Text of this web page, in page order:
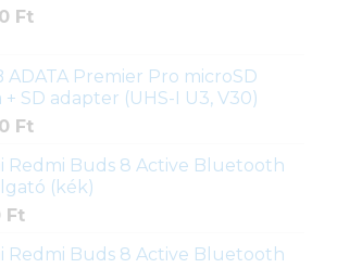
Ft
ADATA Premier Pro microSD
+ SD adapter (UHS-I U3, V30)
Ft
Redmi Buds 8 Active Bluetooth
(kék)
Ft
Redmi Buds 8 Active Bluetooth